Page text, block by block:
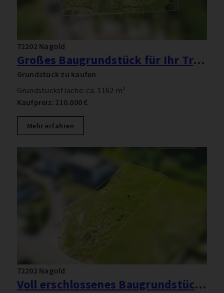
72202 Nagold
Großes Baugrundstück für Ihr Traumhaus
Grundstück zu kaufen
Grundstücksfläche: ca. 1162 m²
Kaufpreis: 210.000 €
Mehr erfahren
72202 Nagold
Voll erschlossenes Baugrundstück in Nagold-Pfrondorf